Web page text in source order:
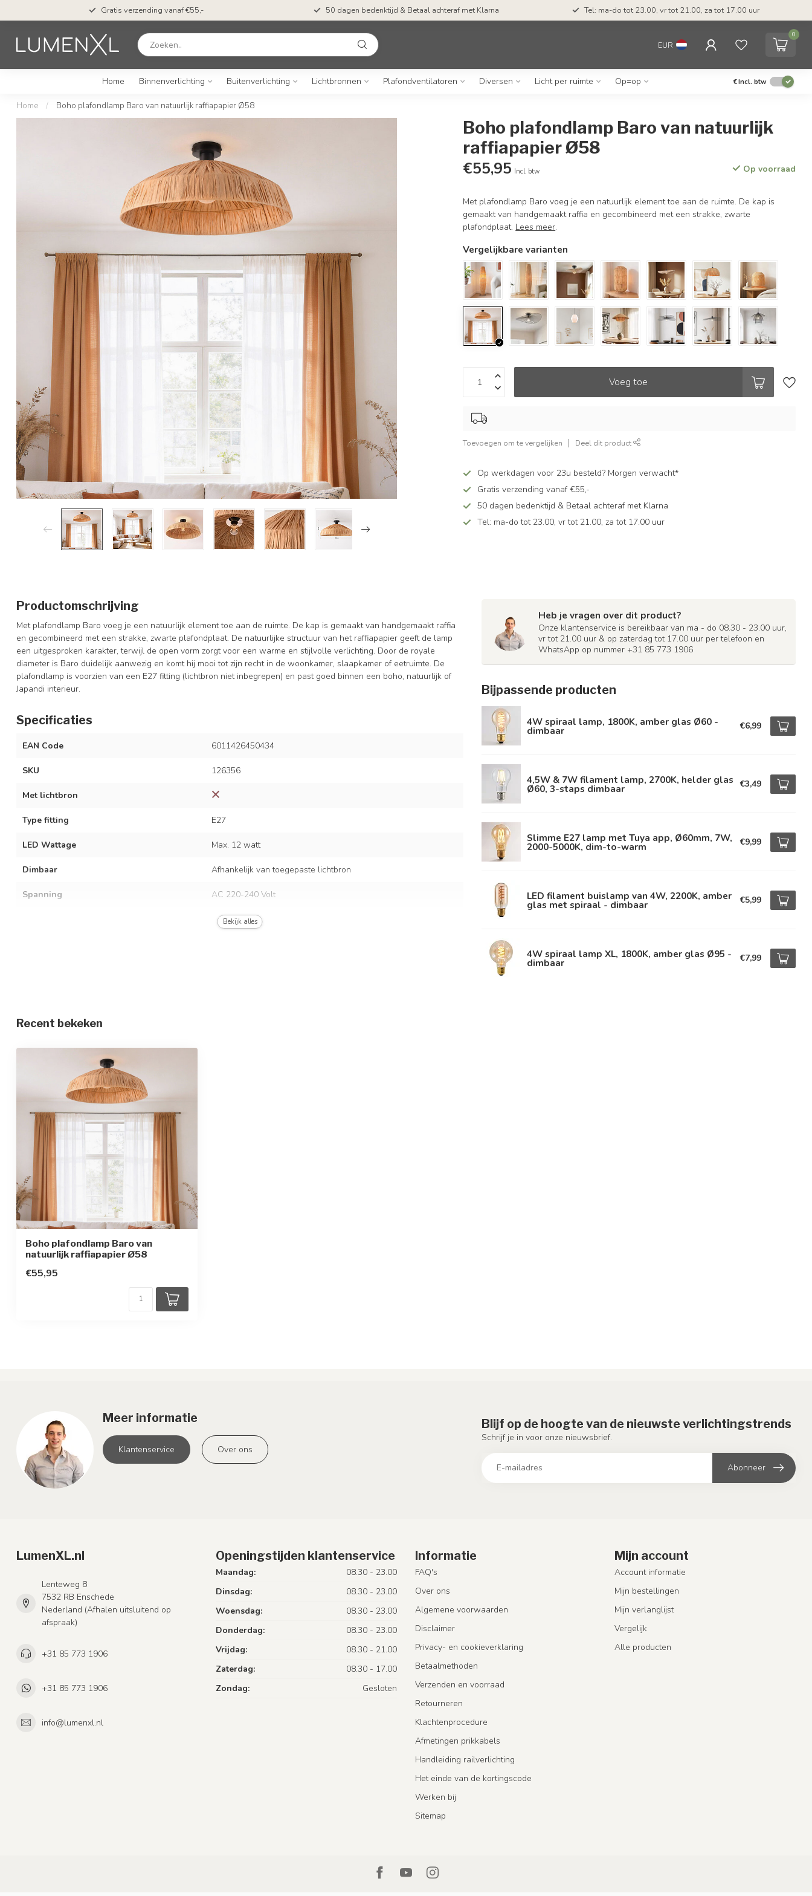
Gratis verzending vanaf €55,- 50 dagen bedenktijd & Betaal achteraf met Klarna Tel: ma-do tot 23.00, vr tot 21.00, za tot 17.00 uur
EUR
0
Home Binnenverlichting Buitenverlichting Lichtbronnen Plafondventilatoren Diversen Licht per ruimte Op=op €Incl. btw
Home / Boho plafondlamp Baro van natuurlijk raffiapapier Ø58
Boho plafondlamp Baro van natuurlijk
raffiapapier Ø58
€55,95 Incl. btw Op voorraad
Met plafondlamp Baro voeg je een natuurlijk element toe aan de ruimte. De kap is
gemaakt van handgemaakt raffia en gecombineerd met een strakke, zwarte
plafondplaat. Lees meer.
Vergelijkbare varianten
Voeg toe
Toevoegen om te vergelijken Deel dit product
Op werkdagen voor 23u besteld? Morgen verwacht*
Gratis verzending vanaf €55,-
50 dagen bedenktijd & Betaal achteraf met Klarna
Tel: ma-do tot 23.00, vr tot 21.00, za tot 17.00 uur
Productomschrijving
Met plafondlamp Baro voeg je een natuurlijk element toe aan de ruimte. De kap is gemaakt van handgemaakt raffia
en gecombineerd met een strakke, zwarte plafondplaat. De natuurlijke structuur van het raffiapapier geeft de lamp
een uitgesproken karakter, terwijl de open vorm zorgt voor een warme en stijlvolle verlichting. Door de royale
diameter is Baro duidelijk aanwezig en komt hij mooi tot zijn recht in de woonkamer, slaapkamer of eetruimte. De
plafondlamp is voorzien van een E27 fitting (lichtbron niet inbegrepen) en past goed binnen een boho, natuurlijk of
Japandi interieur.
Specificaties
EAN Code 6011426450434
SKU 126356
Met lichtbron
Type fitting E27
LED Wattage Max. 12 watt
Dimbaar Afhankelijk van toegepaste lichtbron
Spanning AC 220-240 Volt
50/60 Hz
In hoogte verstelbaar
Beschermingsklasse
Bekijk alles
Heb je vragen over dit product?
Onze klantenservice is bereikbaar van ma - do 08.30 - 23.00 uur,
vr tot 21.00 uur & op zaterdag tot 17.00 uur per telefoon en
WhatsApp op nummer +31 85 773 1906
Bijpassende producten
4W spiraal lamp, 1800K, amber glas Ø60 -
dimbaar €6,99
4,5W & 7W filament lamp, 2700K, helder glas
Ø60, 3-staps dimbaar €3,49
Slimme E27 lamp met Tuya app, Ø60mm, 7W,
2000-5000K, dim-to-warm €9,99
LED filament buislamp van 4W, 2200K, amber
glas met spiraal - dimbaar €5,99
4W spiraal lamp XL, 1800K, amber glas Ø95 -
dimbaar €7,99
Recent bekeken
Boho plafondlamp Baro van
natuurlijk raffiapapier Ø58
€55,95
Meer informatie
Klantenservice Over ons
Blijf op de hoogte van de nieuwste verlichtingstrends
Schrijf je in voor onze nieuwsbrief.
Abonneer
LumenXL.nl
Lenteweg 8
7532 RB Enschede
Nederland (Afhalen uitsluitend op
afspraak)
+31 85 773 1906
+31 85 773 1906
info@lumenxl.nl
Openingstijden klantenservice
Maandag:
08.30 - 23.00
Dinsdag:
08.30 - 23.00
Woensdag:
08.30 - 23.00
Donderdag:
08.30 - 23.00
Vrijdag:
08.30 - 21.00
Zaterdag:
08.30 - 17.00
Zondag:
Gesloten
Informatie
FAQ's
Over ons
Algemene voorwaarden
Disclaimer
Privacy- en cookieverklaring
Betaalmethoden
Verzenden en voorraad
Retourneren
Klachtenprocedure
Afmetingen prikkabels
Handleiding railverlichting
Het einde van de kortingscode
Werken bij
Sitemap
Mijn account
Account informatie
Mijn bestellingen
Mijn verlanglijst
Vergelijk
Alle producten